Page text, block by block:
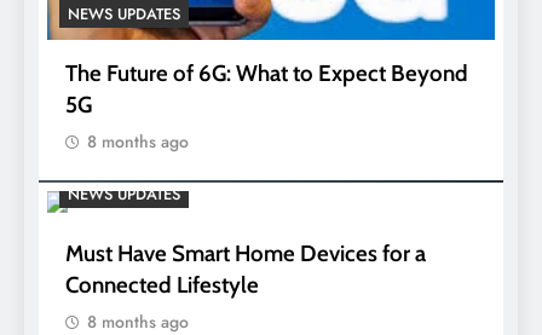
NEWS UPDATES
The Future of 6G: What to Expect Beyond
5G
8 months ago
NEWS UPDATES
Must Have Smart Home Devices for a
Connected Lifestyle
8 months ago